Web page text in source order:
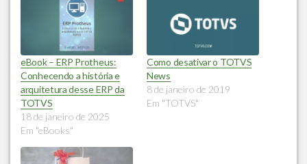
eBook – ERP Protheus:
Conhecendo a história e
arquitetura desse ERP da
TOTVS
18 de janeiro de 2025
Em "eBooks"
Como desativar o TOTVS
News
8 de janeiro de 2019
Em "TOTVS"